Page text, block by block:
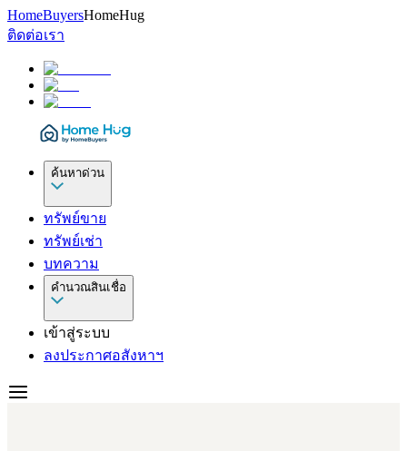
HomeBuyersHomeHug
ติดต่อเรา
ค้นหาด่วน
ทรัพย์ขาย
ทรัพย์เช่า
บทความ
คำนวณสินเชื่อ
เข้าสู่ระบบ
ลงประกาศอสังหาฯ